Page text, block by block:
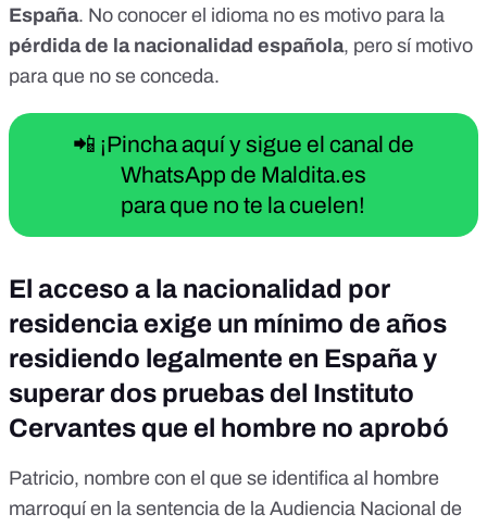
España. No conocer el idioma no es motivo para la
pérdida de la nacionalidad española, pero sí motivo
para que no se conceda.
📲 ¡Pincha aquí y sigue el canal de
WhatsApp de Maldita.es
para que no te la cuelen!
El acceso a la nacionalidad por
residencia exige un mínimo de años
residiendo legalmente en España y
superar dos pruebas del Instituto
Cervantes que el hombre no aprobó
Patricio, nombre con el que se identifica al hombre
marroquí en la sentencia de la Audiencia Nacional de